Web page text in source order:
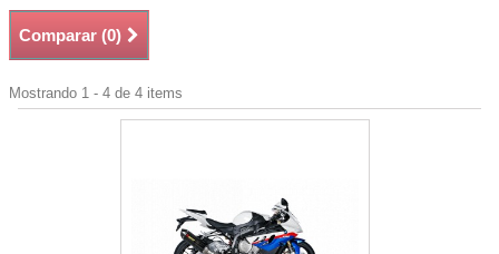
Comparar (0)
Mostrando 1 - 4 de 4 items